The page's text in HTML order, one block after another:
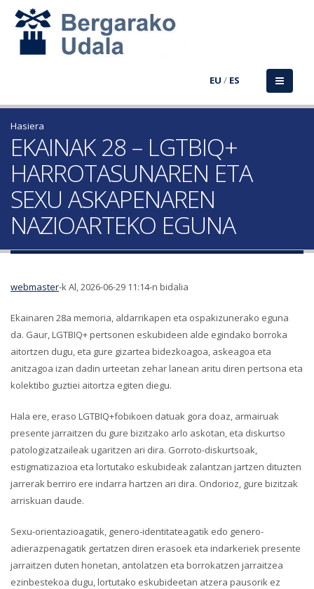
EU / ES
Hasiera
EKAINAK 28 – LGTBIQ+
HARROTASUNAREN ETA
SEXU ASKAPENAREN
NAZIOARTEKO EGUNA
webmaster-k Al, 2026-06-29 11:14-n bidalia
Ekainaren 28a memoria, aldarrikapen eta ospakizunerako eguna
da. Gaur, LGTBIQ+ pertsonen eskubideen alde egindako borroka
aitortzen dugu, eta gure gizartea bidezkoagoa, askeagoa eta
anitzagoa izan dadin urteetan zehar lanean aritu diren pertsona eta
kolektibo guztiei aitortza egiten diegu.
Hala ere, eraso LGTBIQ+fobikoen datuak gora doaz, armairuak
presente jarraitzen du gure bizitzako arlo askotan, eta diskurtso
patologizatzaileak ugaritzen ari dira. Gorroto-diskurtsoak,
estigmatizazioa eta lortutako eskubideak zalantzan jartzen dituzten
jarrerak berriro ere indarra hartzen ari dira. Ondorioz, gure bizitzak
arriskuan daude.
Sexu-orientazioagatik, genero-identitateagatik edo genero-
adierazpenagatik gertatzen diren erasoek eta indarkeriek presente
jarraitzen duten honetan, antolatzen eta borrokatzen jarraitzea
ezinbestekoa dugu, lortutako eskubideetan atzera pausorik ez